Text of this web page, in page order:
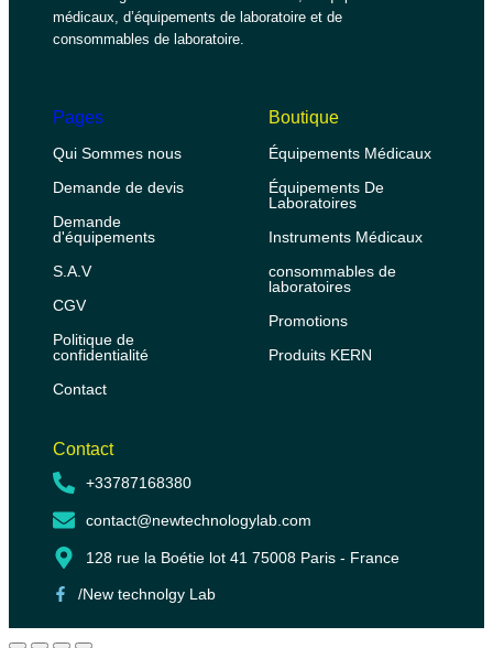
médicaux, d’équipements de laboratoire et de
consommables de laboratoire.
Pages
Qui Sommes nous
Demande de devis
Demande
d'équipements
S.A.V
CGV
Politique de
confidentialité
Contact
Boutique
Équipements Médicaux
Équipements De
Laboratoires
Instruments Médicaux
consommables de
laboratoires
Promotions
Produits KERN
Contact
+33787168380
contact@newtechnologylab.com
128 rue la Boétie lot 41 75008 Paris - France
/New technolgy Lab